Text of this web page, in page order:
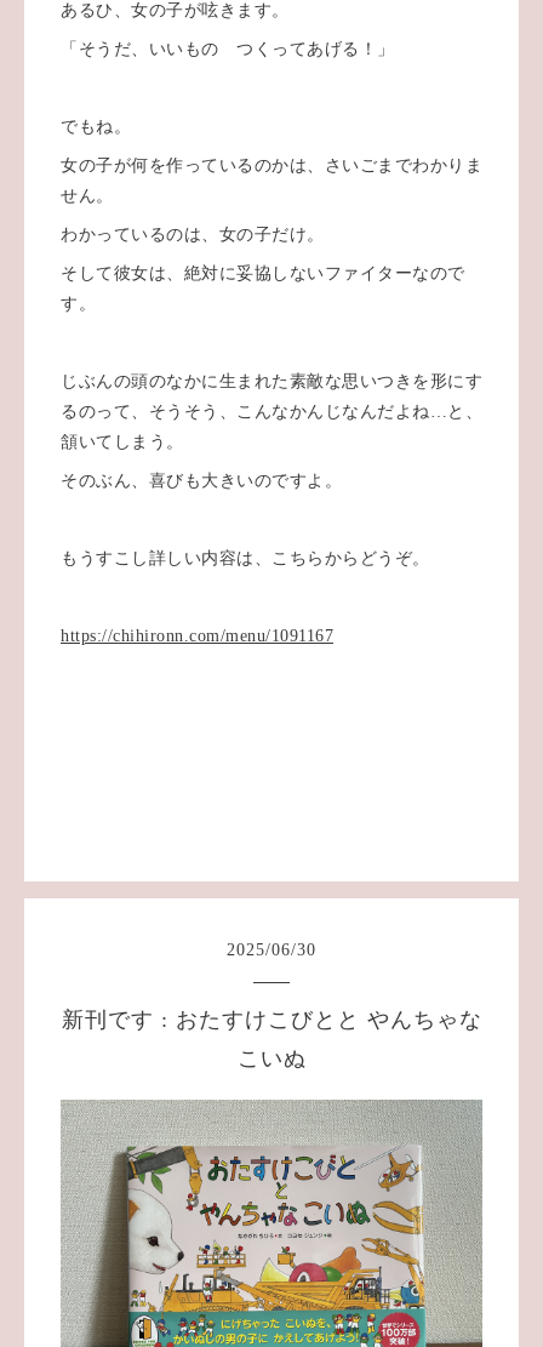
あるひ、女の子が呟きます。
「そうだ、いいもの つくってあげる！」
でもね。
女の子が何を作っているのかは、さいごまでわかりま
せん。
わかっているのは、女の子だけ。
そして彼女は、絶対に妥協しないファイターなので
す。
じぶんの頭のなかに生まれた素敵な思いつきを形にす
るのって、そうそう、こんなかんじなんだよね…と、
頷いてしまう。
そのぶん、喜びも大きいのですよ。
もうすこし詳しい内容は、こちらからどうぞ。
https://chihironn.com/menu/1091167
2025/06/30
新刊です : おたすけこびとと やんちゃな
こいぬ